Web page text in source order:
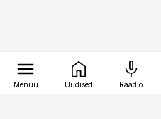
Menüü Uudised Raadio